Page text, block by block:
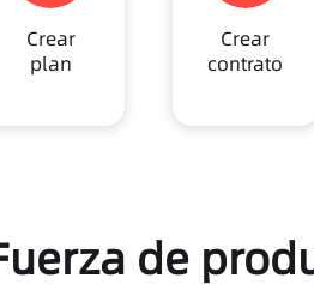
Crear
plan
Crear
contrato
de